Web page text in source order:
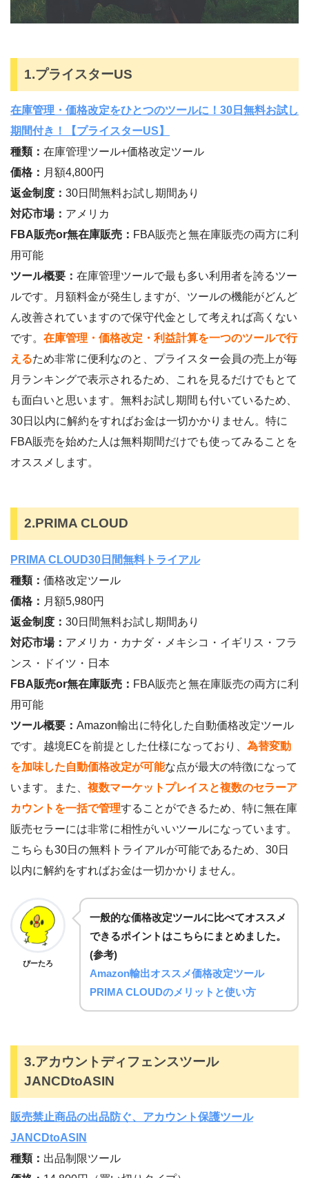
1.プライスターUS
在庫管理・価格改定をひとつのツールに！30日無料お試し
期間付き！【プライスターUS】
種類： 在庫管理ツール+価格改定ツール
価格： 月額4,800円
返金制度： 30日間無料お試し期間あり
対応市場： アメリカ
FBA販売or無在庫販売： FBA販売と無在庫販売の両方に利
用可能
ツール概要： 在庫管理ツールで最も多い利用者を誇るツー
ルです。月額料金が発生しますが、ツールの機能がどんど
ん改善されていますので保守代金として考えれば高くない
です。 在庫管理・価格改定・利益計算を一つのツールで行
えるため非常に便利なのと、プライスター会員の売上が毎
月ランキングで表示されるため、これを見るだけでもとて
も面白いと思います。無料お試し期間も付いているため、
30日以内に解約をすればお金は一切かかりません。特に
FBA販売を始めた人は無料期間だけでも使ってみることを
オススメします。
2.PRIMA CLOUD
PRIMA CLOUD30日間無料トライアル
種類： 価格改定ツール
価格： 月額5,980円
返金制度： 30日間無料お試し期間あり
対応市場： アメリカ・カナダ・メキシコ・イギリス・フラ
ンス・ドイツ・日本
FBA販売or無在庫販売： FBA販売と無在庫販売の両方に利
用可能
ツール概要： Amazon輸出に特化した自動価格改定ツール
です。越境ECを前提とした仕様になっており、 為替変動
を加味した自動価格改定が可能な点が最大の特徴になって
います。また、 複数マーケットプレイスと複数のセラーア
カウントを一括で管理することができるため、特に無在庫
販売セラーには非常に相性がいいツールになっています。
こちらも30日の無料トライアルが可能であるため、30日
以内に解約をすればお金は一切かかりません。
ぴーたろ
一般的な価格改定ツールに比べてオススメ
できるポイントはこちらにまとめました。
(参考)
Amazon輸出オススメ価格改定ツール
PRIMA CLOUDのメリットと使い方
3.アカウントディフェンスツール
JANCDtoASIN
販売禁止商品の出品防ぐ、アカウント保護ツール
JANCDtoASIN
種類： 出品制限ツール